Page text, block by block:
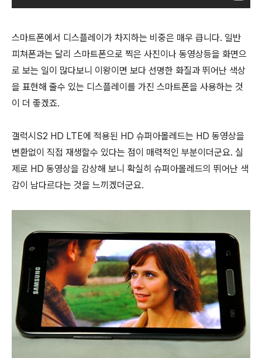
스마트폰에서 디스플레이가 차지하는 비중은 매우 큽니다. 일반
피쳐폰과는 달리 스마트폰으로 찍은 사진이나 동영상등을 화면으
로 보는 일이 많다보니 이왕이면 보다 선명한 화질과 뛰어난 색상
을 표현해 줄수 있는 디스플레이를 가진 스마트폰을 사용하는 것
이 더 좋겠죠.
갤럭시S2 HD LTE에 적용된 HD 슈퍼아몰레드는 HD 동영상을
변환없이 직접 재생할수 있다는 점이 매력적인 부분이더군요. 실
제로 HD 동영상을 감상해 보니 확실히 슈퍼아몰레드의 뛰어난 색
감이 남다르다는 것을 느끼겠더군요.